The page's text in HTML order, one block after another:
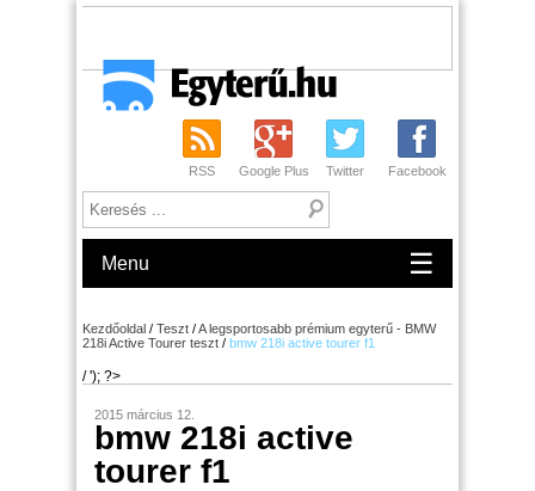
RSS Google Plus Twitter Facebook
Menu ☰
Kezdőoldal / Teszt /A legsportosabb prémium egyterű - BMW
218i Active Tourer teszt / bmw 218i active tourer f1
/ '); ?>
2015 március 12.
bmw 218i active
tourer f1